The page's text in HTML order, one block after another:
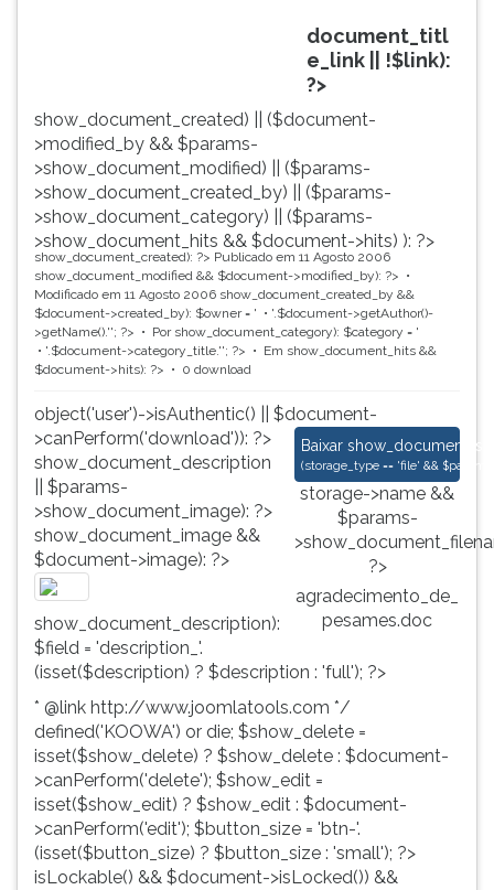
document_titl
e_link || !$link):
?>
show_document_created) || ($document-
>modified_by && $params-
>show_document_modified) || ($params-
>show_document_created_by) || ($params-
>show_document_category) || ($params-
>show_document_hits && $document->hits) ): ?>
show_document_created): ?> Publicado em 11 Agosto 2006
show_document_modified && $document->modified_by): ?>
Modificado em 11 Agosto 2006 show_document_created_by &&
$document->created_by): $owner = '
'.$document->getAuthor()-
>getName().''; ?> Por show_document_category): $category = '
'.$document->category_title.''; ?> Em show_document_hits &&
$document->hits): ?>
0 download
object('user')->isAuthentic() || $document-
>canPerform('download')): ?>
Baixar
(storage_type == 'file' &&
storage->name &&
$params-
?>
agradecimento_de_
pesames.doc
show_document_description
|| $params-
>show_document_image): ?>
show_document_image &&
$document->image): ?>
show_document_description):
$field = 'description_'.
(isset($description) ? $description : 'full'); ?>
* @link http://www.joomlatools.com */
defined('KOOWA') or die; $show_delete =
isset($show_delete) ? $show_delete : $document-
>canPerform('delete'); $show_edit =
isset($show_edit) ? $show_edit : $document-
>canPerform('edit'); $button_size = 'btn-'.
(isset($button_size) ? $button_size : 'small'); ?>
isLockable() && $document->isLocked()) &&